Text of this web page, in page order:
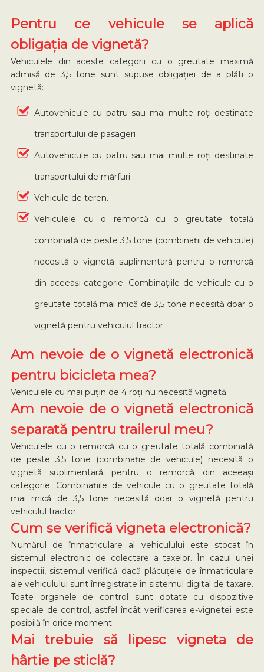
Pentru ce vehicule se aplică
obligația de vignetă?
Vehiculele din aceste categorii cu o greutate maximă
admisă de 3,5 tone sunt supuse obligației de a plăti o
vignetă:
Autovehicule cu patru sau mai multe roți destinate
transportului de pasageri
Autovehicule cu patru sau mai multe roți destinate
transportului de mărfuri
Vehicule de teren.
Vehiculele cu o remorcă cu o greutate totală
combinată de peste 3,5 tone (combinații de vehicule)
necesită o vignetă suplimentară pentru o remorcă
din aceeași categorie. Combinațiile de vehicule cu o
greutate totală mai mică de 3,5 tone necesită doar o
vignetă pentru vehiculul tractor.
Am nevoie de o vignetă electronică
pentru bicicleta mea?
Vehiculele cu mai puțin de 4 roți nu necesită vignetă.
Am nevoie de o vignetă electronică
separată pentru trailerul meu?
Vehiculele cu o remorcă cu o greutate totală combinată
de peste 3,5 tone (combinație de vehicule) necesită o
vignetă suplimentară pentru o remorcă din aceeași
categorie. Combinațiile de vehicule cu o greutate totală
mai mică de 3,5 tone necesită doar o vignetă pentru
vehiculul tractor.
Cum se verifică vigneta electronică?
Numărul de înmatriculare al vehiculului este stocat în
sistemul electronic de colectare a taxelor. În cazul unei
inspecții, sistemul verifică dacă plăcuțele de înmatriculare
ale vehiculului sunt înregistrate în sistemul digital de taxare.
Toate organele de control sunt dotate cu dispozitive
speciale de control, astfel încât verificarea e-vignetei este
posibilă în orice moment.
Mai trebuie să lipesc vigneta de
hârtie pe sticlă?